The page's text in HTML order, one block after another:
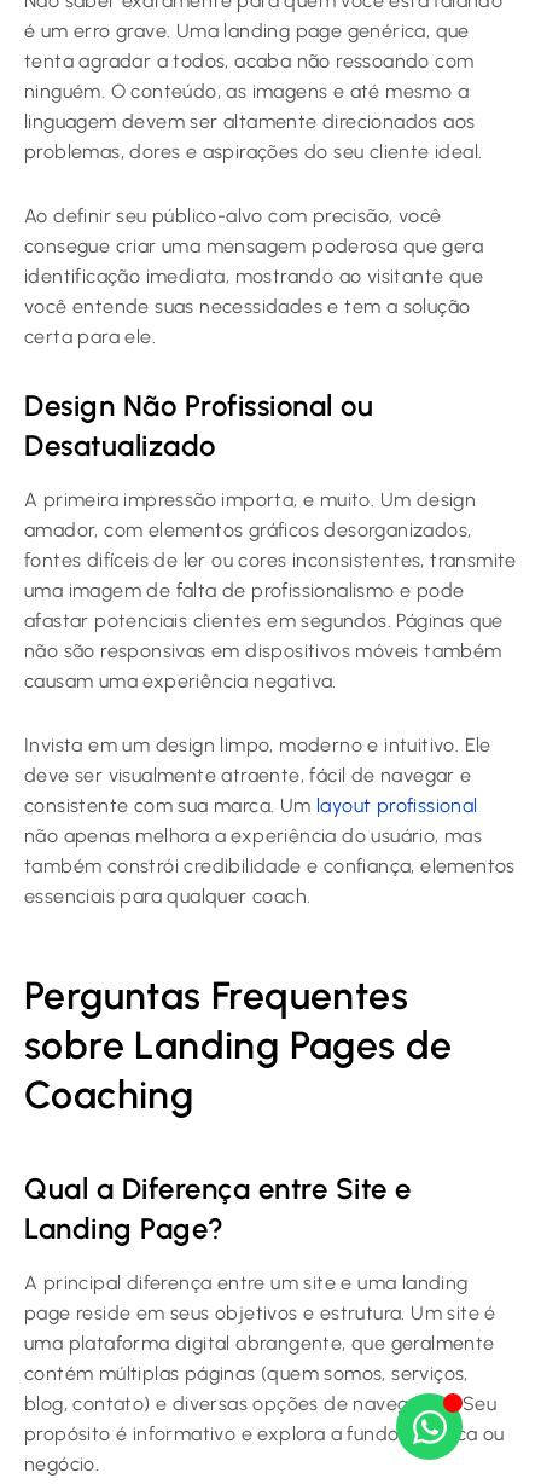
é um erro grave. Uma landing page genérica, que
tenta agradar a todos, acaba não ressoando com
ninguém. O conteúdo, as imagens e até mesmo a
linguagem devem ser altamente direcionados aos
problemas, dores e aspirações do seu cliente ideal.
Ao definir seu público-alvo com precisão, você
consegue criar uma mensagem poderosa que gera
identificação imediata, mostrando ao visitante que
você entende suas necessidades e tem a solução
certa para ele.
Design Não Profissional ou
Desatualizado
A primeira impressão importa, e muito. Um design
amador, com elementos gráficos desorganizados,
fontes difíceis de ler ou cores inconsistentes, transmite
uma imagem de falta de profissionalismo e pode
afastar potenciais clientes em segundos. Páginas que
não são responsivas em dispositivos móveis também
causam uma experiência negativa.
Invista em um design limpo, moderno e intuitivo. Ele
deve ser visualmente atraente, fácil de navegar e
consistente com sua marca. Um layout profissional
não apenas melhora a experiência do usuário, mas
também constrói credibilidade e confiança, elementos
essenciais para qualquer coach.
Perguntas Frequentes
sobre Landing Pages de
Coaching
Qual a Diferença entre Site e
Landing Page?
A principal diferença entre um site e uma landing
page reside em seus objetivos e estrutura. Um site é
uma plataforma digital abrangente, que geralmente
contém múltiplas páginas (quem somos, serviços,
blog, contato) e diversas opções de navegação. Seu
propósito é informativo e explora a fundo a marca ou
negócio.